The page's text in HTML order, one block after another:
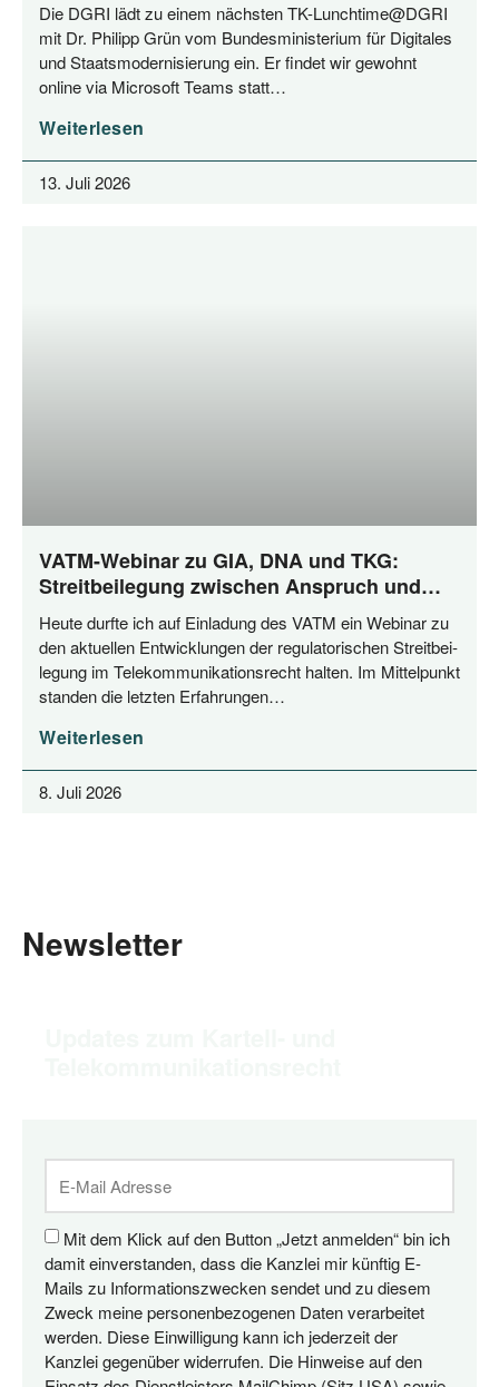
Die DGRI lädt zu einem nächs­ten TK-Lunchtime@DGRI
mit Dr. Phil­ipp Grün vom Bun­des­mi­nis­te­ri­um für Digi­ta­les
und Staats­mo­der­ni­sie­rung ein. Er fin­det wir gewohnt
online via Micro­soft Teams statt…
Weiterlesen
13. Juli 2026
VATM-Webinar zu GIA, DNA und TKG:
Streitbeilegung zwischen Anspruch und
Praxis
Heu­te durf­te ich auf Ein­la­dung des VATM ein Web­i­nar zu
den aktu­el­len Ent­wick­lun­gen der regu­la­to­ri­schen Streit­bei­
le­gung im Tele­kom­mu­ni­ka­ti­ons­recht hal­ten. Im Mit­tel­punkt
stan­den die letz­ten Erfahrungen…
Weiterlesen
8. Juli 2026
Newsletter
Mit dem Klick auf den Button „Jetzt anmelden“ bin ich
damit einverstanden, dass die Kanzlei mir künftig E-
Mails zu Informationszwecken sendet und zu diesem
Zweck meine personenbezogenen Daten verarbeitet
werden. Diese Einwilligung kann ich jederzeit der
Kanzlei gegenüber widerrufen. Die Hinweise auf den